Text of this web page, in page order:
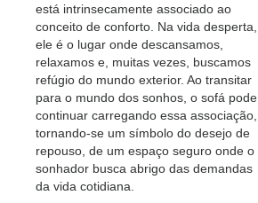
está intrinsecamente associado ao
conceito de conforto. Na vida desperta,
ele é o lugar onde descansamos,
relaxamos e, muitas vezes, buscamos
refúgio do mundo exterior. Ao transitar
para o mundo dos sonhos, o sofá pode
continuar carregando essa associação,
tornando-se um símbolo do desejo de
repouso, de um espaço seguro onde o
sonhador busca abrigo das demandas
da vida cotidiana.